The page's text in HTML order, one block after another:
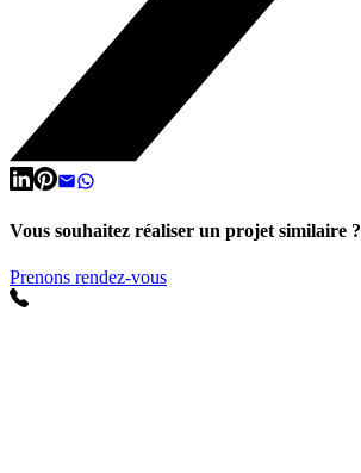
Vous souhaitez réaliser un projet similaire ?
Prenons rendez-vous